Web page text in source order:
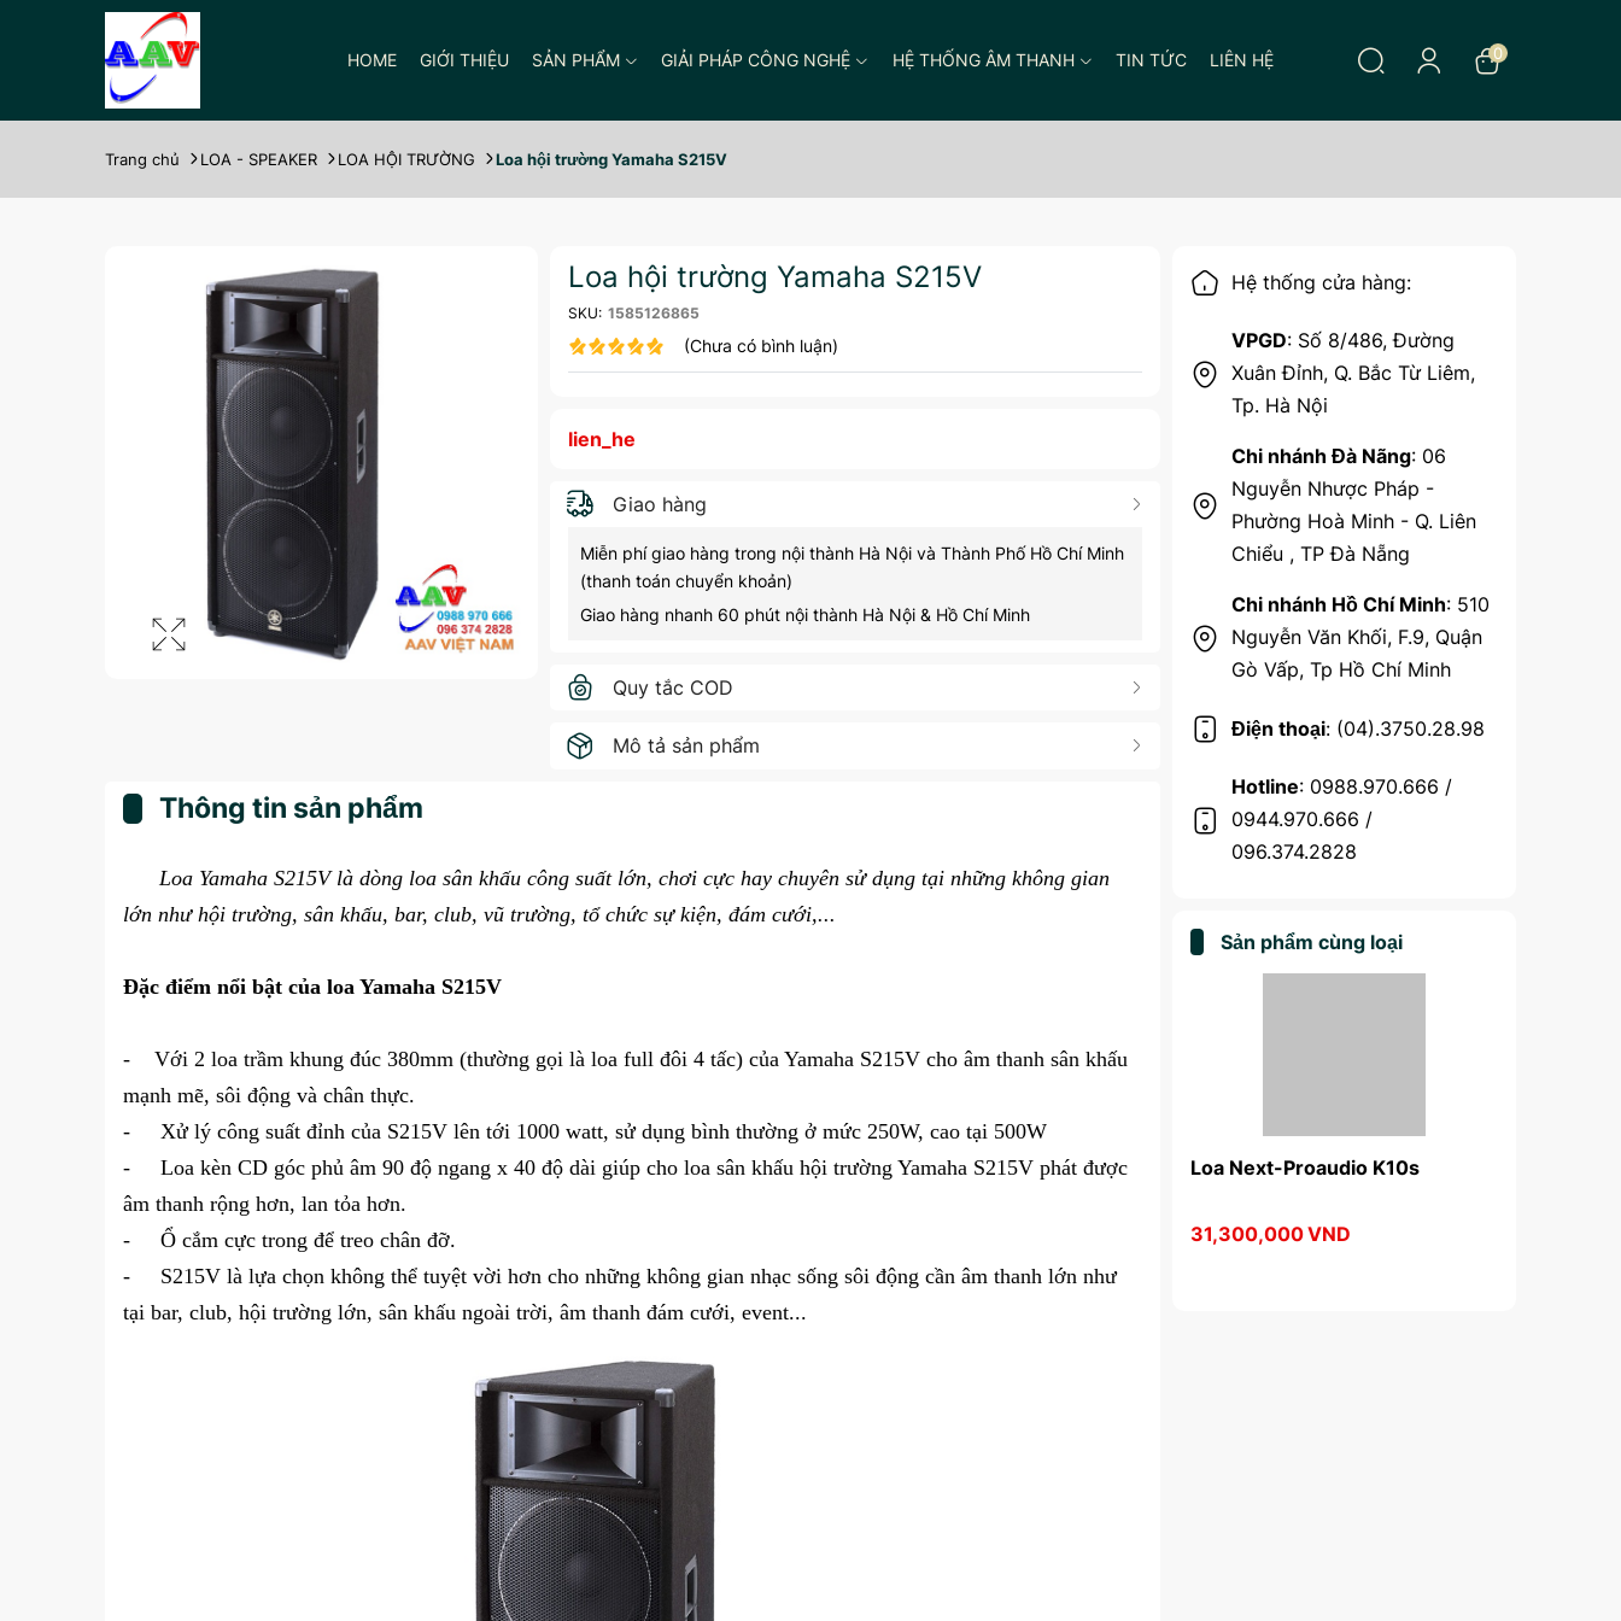
HOME GIỚI THIỆU SẢN PHẨM GIẢI PHÁP CÔNG NGHỆ HỆ THỐNG ÂM THANH TIN TỨC LIÊN HỆ 0
Trang chủ LOA - SPEAKER LOA HỘI TRƯỜNG Loa hội trường Yamaha S215V
Loa hội trường Yamaha S215V
SKU: 1585126865
(Chưa có bình luận)
lien_he
Giao hàng
Miễn phí giao hàng trong nội thành Hà Nội và Thành Phố Hồ Chí Minh
(thanh toán chuyển khoản)
Giao hàng nhanh 60 phút nội thành Hà Nội & Hồ Chí Minh
Quy tắc COD
Mô tả sản phẩm
Thông tin sản phẩm
Loa Yamaha S215V là dòng loa sân khấu công suất lớn, chơi cực hay chuyên sử dụng tại những không gian
lớn như hội trường, sân khấu, bar, club, vũ trường, tổ chức sự kiện, đám cưới,...
Đặc điểm nổi bật của loa Yamaha S215V
- Với 2 loa trầm khung đúc 380mm (thường gọi là loa full đôi 4 tấc) của Yamaha S215V cho âm thanh sân khấu
mạnh mẽ, sôi động và chân thực.
-
Xử lý công suất đỉnh của S215V lên tới 1000 watt, sử dụng bình thường ở mức 250W, cao tại 500W
-
Loa kèn CD góc phủ âm 90 độ ngang x 40 độ dài giúp cho loa sân khấu hội trường Yamaha S215V phát được
âm thanh rộng hơn, lan tỏa hơn.
-
Ổ cắm cực trong để treo chân đỡ.
-
S215V là lựa chọn không thể tuyệt vời hơn cho những không gian nhạc sống sôi động cần âm thanh lớn như
tại bar, club, hội trường lớn, sân khấu ngoài trời, âm thanh đám cưới, event...
Hệ thống cửa hàng:
VPGD: Số 8/486, Đường
Xuân Đỉnh, Q. Bắc Từ Liêm,
Tp. Hà Nội
Chi nhánh Đà Nãng: 06
Nguyễn Nhược Pháp -
Phường Hoà Minh - Q. Liên
Chiểu , TP Đà Nẵng
Chi nhánh Hồ Chí Minh: 510
Nguyễn Văn Khối, F.9, Quận
Gò Vấp, Tp Hồ Chí Minh
Điện thoại: (04).3750.28.98
Hotline: 0988.970.666 /
0944.970.666 /
096.374.2828
Sản phẩm cùng loại
Loa NEXT Pro 12A
70,000,000VND
Loa NEXT Pro15 Loa Next-Proaudio PFA18spHP Loa Next-Proaudio K10s
31,300,000VND